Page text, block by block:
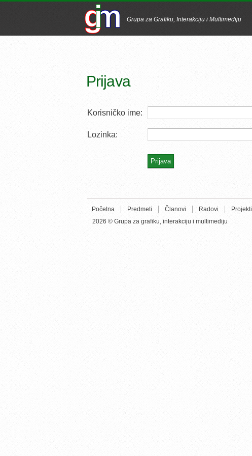
Grupa za Grafiku, Interakciju i Multimediju
Prijava
Korisničko ime:
Lozinka:
Početna Predmeti Članovi Radovi Projekti
2026 © Grupa za grafiku, interakciju i multimediju